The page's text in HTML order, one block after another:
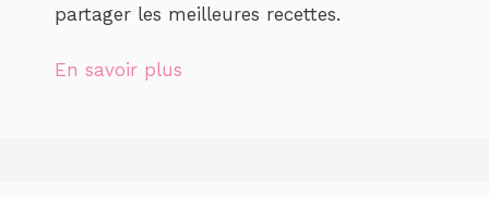
partager les meilleures recettes.
En savoir plus